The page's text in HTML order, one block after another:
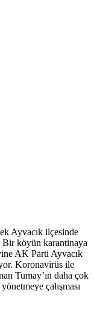
Ayvacık ilçesinde
Bir köyün karantinaya
AK Parti Ayvacık
Koronavirüs ile
Tumay’ın daha çok
çalışması